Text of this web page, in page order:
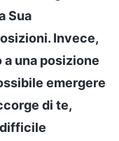
Sua
Invece,
una posizione
emergere
di te,